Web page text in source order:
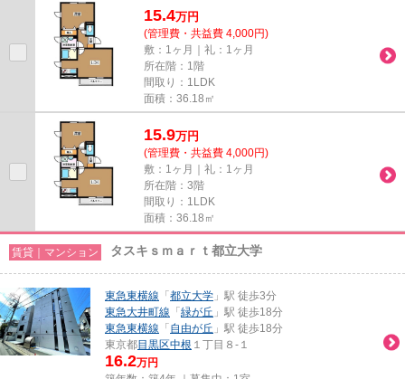
15.4万円
(管理費・共益費 4,000円)
敷：1ヶ月｜礼：1ヶ月
所在階：1階
間取り：1LDK
面積：36.18㎡
15.9万円
(管理費・共益費 4,000円)
敷：1ヶ月｜礼：1ヶ月
所在階：3階
間取り：1LDK
面積：36.18㎡
賃貸｜マンション タスキｓｍａｒｔ都立大学
東急東横線 「 都立大学 」駅 徒歩3分
東急大井町線 「 緑が丘 」駅 徒歩18分
東急東横線 「 自由が丘 」駅 徒歩18分
東京都目黒区中根 １丁目８-１
16.2万円